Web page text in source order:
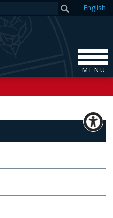
English
M E N U